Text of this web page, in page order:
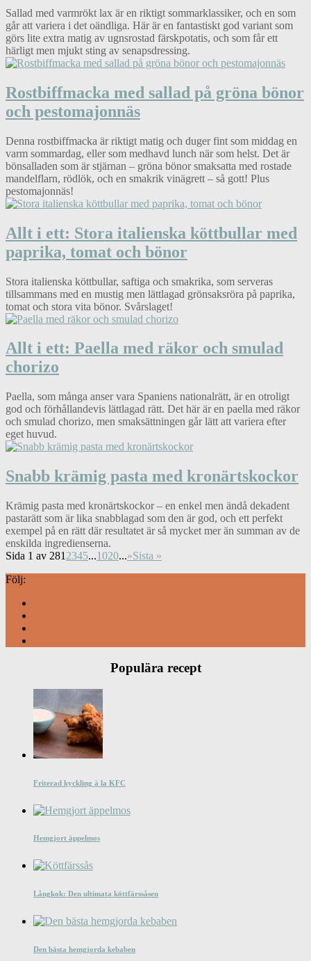
Sallad med varmrökt lax är en riktigt sommarklassiker, och en som
går att variera i det oändliga. Här är en fantastiskt god variant som
görs lite extra matig av ugnsrostad färskpotatis, och som får ett
härligt men mjukt sting av senapsdressing.
Rostbiffmacka med sallad på gröna bönor
och pestomajonnäs
Denna rostbiffmacka är riktigt matig och duger fint som middag en
varm sommardag, eller som medhavd lunch när som helst. Det är
bönsalladen som är stjärnan – gröna bönor smaksatta med rostade
mandelflarn, rödlök, och en smakrik vinägrett – så gott! Plus
pestomajonnäs!
Allt i ett: Stora italienska köttbullar med
paprika, tomat och bönor
Stora italienska köttbullar, saftiga och smakrika, som serveras
tillsammans med en mustig men lättlagad grönsaksröra på paprika,
tomat och stora vita bönor. Svårslaget!
Allt i ett: Paella med räkor och smulad
chorizo
Paella, som många anser vara Spaniens nationalrätt, är en otroligt
god och förhållandevis lättlagad rätt. Det här är en paella med räkor
och smulad chorizo, men smaksättningen går lätt att variera efter
eget huvud.
Snabb krämig pasta med kronärtskockor
Krämig pasta med kronärtskockor – en enkel men ändå dekadent
pastarätt som är lika snabblagad som den är god, och ett perfekt
exempel på en rätt där resultatet är så mycket mer än summan av de
enskilda ingredienserna.
Sida 1 av 281 2345...1020...»Sista »
Följ:
Populära recept
Friterad kyckling à la KFC
Hemgjort äppelmos
Långkok: Den ultimata köttfärssåsen
Den bästa hemgjorda kebaben